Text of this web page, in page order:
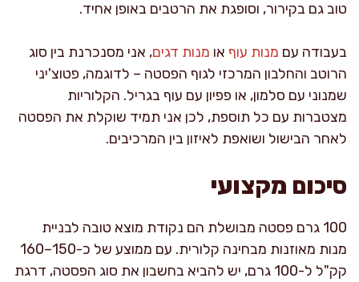
טוב גם בקירור, וסופגת את הרטבים באופן אחיד.
בעבודה עם מנות עוף או מנות דגים, אני מסנכרנת בין סוג
הרוטב והחלבון המרכזי לגוף הפסטה – לדוגמה, פטוצ'יני
שמנוני עם סלמון, או פפיון עם עוף בגריל. הקלוריות
מצטברות עם כל תוספת, לכן אני תמיד שוקלת את הפסטה
לאחר הבישול ושואפת לאיזון בין המרכיבים.
סיכום מקצועי
100 גרם פסטה מבושלת הם נקודת מוצא טובה לבניית
מנות מאוזנות מבחינה קלורית. עם ממוצע של כ-150–160
קק"ל ל-100 גרם, יש להביא בחשבון את סוג הפסטה, דרגת